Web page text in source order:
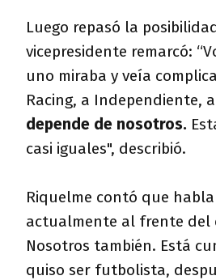
Luego repasó la
vicepresidente remarcó:
uno miraba y veía
Racing, a Independiente,
depende de nosotros.
casi iguales", describió.
Riquelme contó que
actualmente al frente del
Nosotros también. Está
quiso ser futbolista,